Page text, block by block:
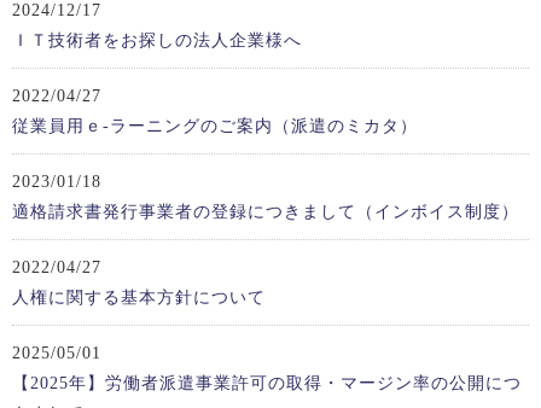
2024/12/17
ＩＴ技術者をお探しの法人企業様へ
2022/04/27
従業員用ｅ-ラーニングのご案内（派遣のミカタ）
2023/01/18
適格請求書発行事業者の登録につきまして（インボイス制度）
2022/04/27
人権に関する基本方針について
2025/05/01
【2025年】労働者派遣事業許可の取得・マージン率の公開につ